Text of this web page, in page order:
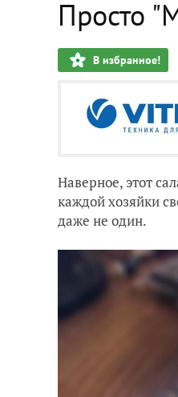
Просто
В избранное!
Наверное, этот
каждой хозяйки
даже не один.